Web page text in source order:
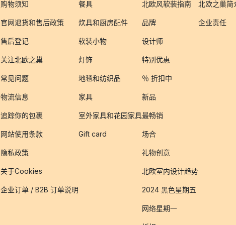
购物须知
官网退货和售后政策
售后登记
关注北欧之巢
常见问题
物流信息
追踪你的包裹
网站使用条款
隐私政策
关于Cookies
企业订单 / B2B 订单说明
餐具
炊具和厨房配件
软装小物
灯饰
地毯和纺织品
家具
室外家具和花园家具
Gift card
北欧风软装指南
品牌
设计师
特别优惠
％ 折扣中
新品
最畅销
场合
礼物创意
北欧室内设计趋势
2024 黑色星期五
网络星期一
北欧之巢简
企业责任